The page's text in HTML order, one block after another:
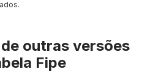
outras versões
Fipe